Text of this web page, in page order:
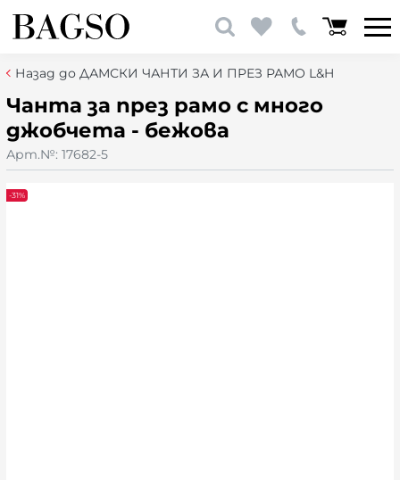
Назад до ДАМСКИ ЧАНТИ ЗА И ПРЕЗ РАМО L&H
Чанта за през рамо с много
джобчета - бежова
Арт.№: 17682-5
-31%